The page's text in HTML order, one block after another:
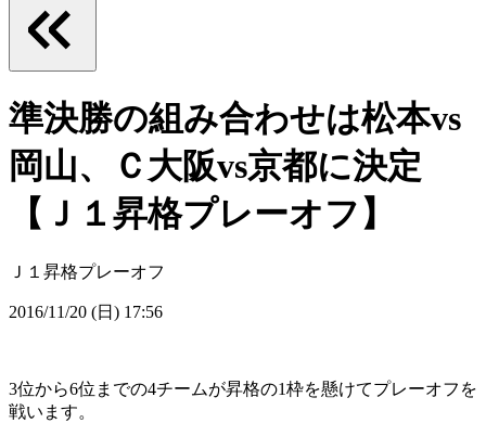
準決勝の組み合わせは松本vs
岡山、Ｃ大阪vs京都に決定
【Ｊ１昇格プレーオフ】
Ｊ１昇格プレーオフ
2016/11/20 (日) 17:56
3位から6位までの4チームが昇格の1枠を懸けてプレーオフを
戦います。